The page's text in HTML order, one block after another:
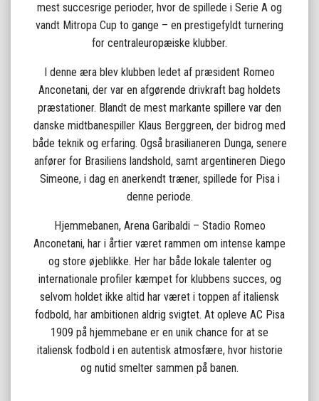
mest succesrige perioder, hvor de spillede i Serie A og
vandt Mitropa Cup to gange – en prestigefyldt turnering
for centraleuropæiske klubber.
I denne æra blev klubben ledet af præsident Romeo
Anconetani, der var en afgørende drivkraft bag holdets
præstationer. Blandt de mest markante spillere var den
danske midtbanespiller Klaus Berggreen, der bidrog med
både teknik og erfaring. Også brasilianeren Dunga, senere
anfører for Brasiliens landshold, samt argentineren Diego
Simeone, i dag en anerkendt træner, spillede for Pisa i
denne periode.
Hjemmebanen, Arena Garibaldi – Stadio Romeo
Anconetani, har i årtier været rammen om intense kampe
og store øjeblikke. Her har både lokale talenter og
internationale profiler kæmpet for klubbens succes, og
selvom holdet ikke altid har været i toppen af italiensk
fodbold, har ambitionen aldrig svigtet. At opleve AC Pisa
1909 på hjemmebane er en unik chance for at se
italiensk fodbold i en autentisk atmosfære, hvor historie
og nutid smelter sammen på banen.